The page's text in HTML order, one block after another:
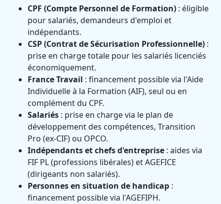
CPF (Compte Personnel de Formation) : éligible
pour salariés, demandeurs d'emploi et
indépendants.
CSP (Contrat de Sécurisation Professionnelle) :
prise en charge totale pour les salariés licenciés
économiquement.
France Travail : financement possible via l'Aide
Individuelle à la Formation (AIF), seul ou en
complément du CPF.
Salariés : prise en charge via le plan de
développement des compétences, Transition
Pro (ex-CIF) ou OPCO.
Indépendants et chefs d'entreprise : aides via
FIF PL (professions libérales) et AGEFICE
(dirigeants non salariés).
Personnes en situation de handicap :
financement possible via l'AGEFIPH.